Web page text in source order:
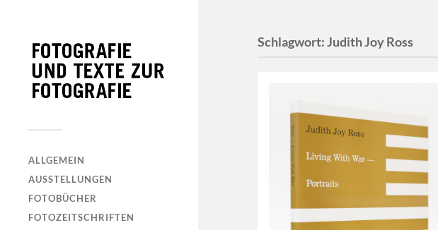
ALLGEMEIN
AUSSTELLUNGEN
FOTOBÜCHER
FOTOZEITSCHRIFTEN
Schlagwort:Judith Joy Ross